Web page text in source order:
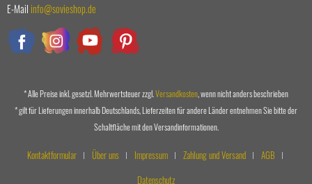
E-Mail info@sovieshop.de
* Alle Preise inkl. gesetzl. Mehrwertsteuer zzgl.Versandkosten, wenn nicht anders beschrieben
* gilt für Lieferungen innerhalb Deutschlands, Lieferzeiten für andere Länder entnehmen Sie bitte der
Schaltfläche mit den Versandinformationen.
Kontaktformular Über uns Impressum Zahlung und Versand
AGB
Datenschutz